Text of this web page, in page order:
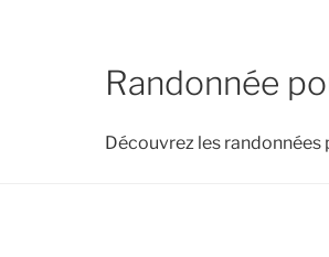
Randonnée
Découvrez les randonnées